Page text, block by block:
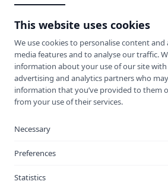
Fler trafikskolor iDalarna
Visa alla trafikskolor i Dalarnas län
Körkortskalkylator
Hitta rätt trafikskola för dig.
This website uses cookies
We use cookies to personalise content
media features and to analyse our traffic.
information about your use of our site with
advertising and analytics partners who
information that you’ve provided to them
from your use of their services.
Necessary
Preferences
Statistics